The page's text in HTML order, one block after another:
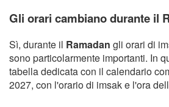
Gli orari cambiano durante il
Sì, durante il Ramadan gli orari di
sono particolarmente importanti. In
tabella dedicata con il calendario
2027, con l'orario di imsak e l'ora